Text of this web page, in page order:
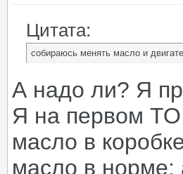
Цитата:
собираюсь менять масло и
А надо ли? Я
Я на первом ТО
масло в
масло в норме: